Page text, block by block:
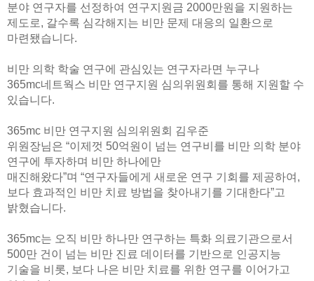
분야 연구자를 선정하여 연구지원금 2000만원을 지원하는
제도로, 갈수록 심각해지는 비만 문제 대응의 일환으로
마련됐습니다.
비만 의학 학술 연구에 관심있는 연구자라면 누구나
365mc네트웍스 비만 연구지원 심의위원회를 통해 지원할 수
있습니다.
365mc 비만 연구지원 심의위원회 김우준
위원장님은 “이제껏 50억원이 넘는 연구비를 비만 의학 분야
연구에 투자하며 비만 하나에만
매진해왔다”며 “연구자들에게 새로운 연구 기회를 제공하여,
보다 효과적인 비만 치료 방법을 찾아내기를 기대한다”고
밝혔습니다.
365mc는 오직 비만 하나만 연구하는 특화 의료기관으로서
500만 건이 넘는 비만 진료 데이터를 기반으로 인공지능
기술을 비롯, 보다 나은 비만 치료를 위한 연구를 이어가고